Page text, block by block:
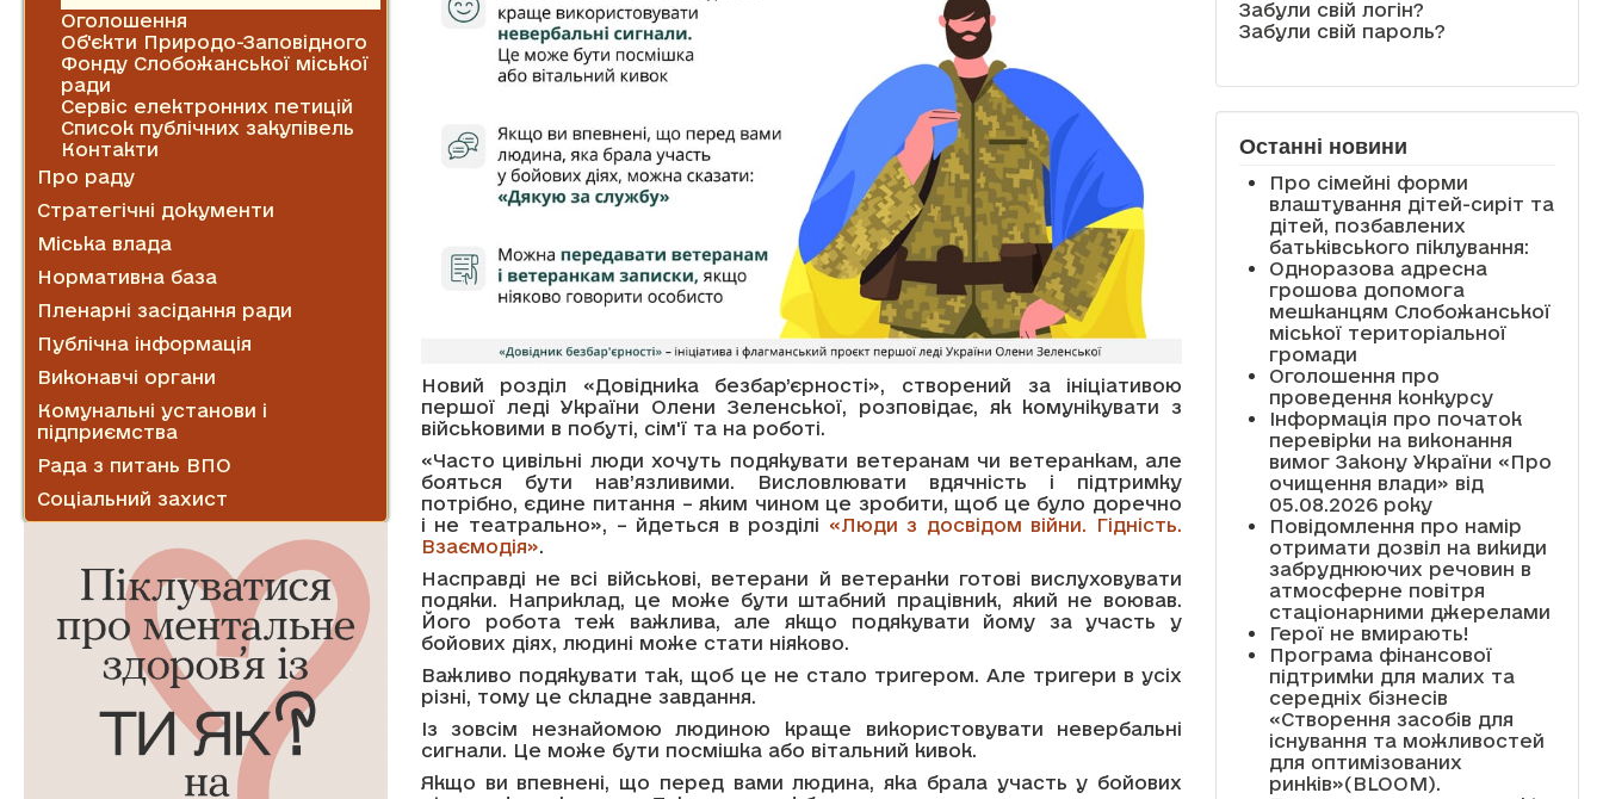
Оголошення
Об'єкти Природо-Заповідного
Фонду Слобожанської міської
ради
Сервіс електронних петицій
Список публічних закупівель
Контакти
Про раду
Стратегічні документи
Міська влада
Нормативна база
Пленарні засідання ради
Публічна інформація
Виконавчі органи
Комунальні установи і
підприємства
Рада з питань ВПО
Соціальний захист
Новий розділ «Довідника безбар’єрності», створений за ініціативою
першої леді України Олени Зеленської, розповідає, як комунікувати з
військовими в побуті, сім'ї та на роботі.
«Часто цивільні люди хочуть подякувати ветеранам чи ветеранкам, але
бояться бути нав’язливими. Висловлювати вдячність і підтримку
потрібно, єдине питання – яким чином це зробити, щоб це було доречно
і не театрально», – йдеться в розділі «Люди з досвідом війни. Гідність.
Взаємодія».
Насправді не всі військові, ветерани й ветеранки готові вислуховувати
подяки. Наприклад, це може бути штабний працівник, який не воював.
Його робота теж важлива, але якщо подякувати йому за участь у
бойових діях, людині може стати ніяково.
Важливо подякувати так, щоб це не стало тригером. Але тригери в усіх
різні, тому це складне завдання.
Із зовсім незнайомою людиною краще використовувати невербальні
сигнали. Це може бути посмішка або вітальний кивок.
Якщо ви впевнені, що перед вами людина, яка брала участь у бойових
Забули свій логін?
Забули свій пароль?
Останні новини
Про сімейні форми
влаштування дітей-сиріт та
дітей, позбавлених
батьківського піклування:
Одноразова адресна
грошова допомога
мешканцям Слобожанської
міської територіальної
громади
Оголошення про
проведення конкурсу
Інформація про початок
перевірки на виконання
вимог Закону України «Про
очищення влади» від
05.08.2026 року
Повідомлення про намір
отримати дозвіл на викиди
забруднюючих речовин в
атмосферне повітря
стаціонарними джерелами
Герої не вмирають!
Програма фінансової
підтримки для малих та
середніх бізнесів
«Створення засобів для
існування та можливостей
для оптимізованих
ринків»(BLOOM).